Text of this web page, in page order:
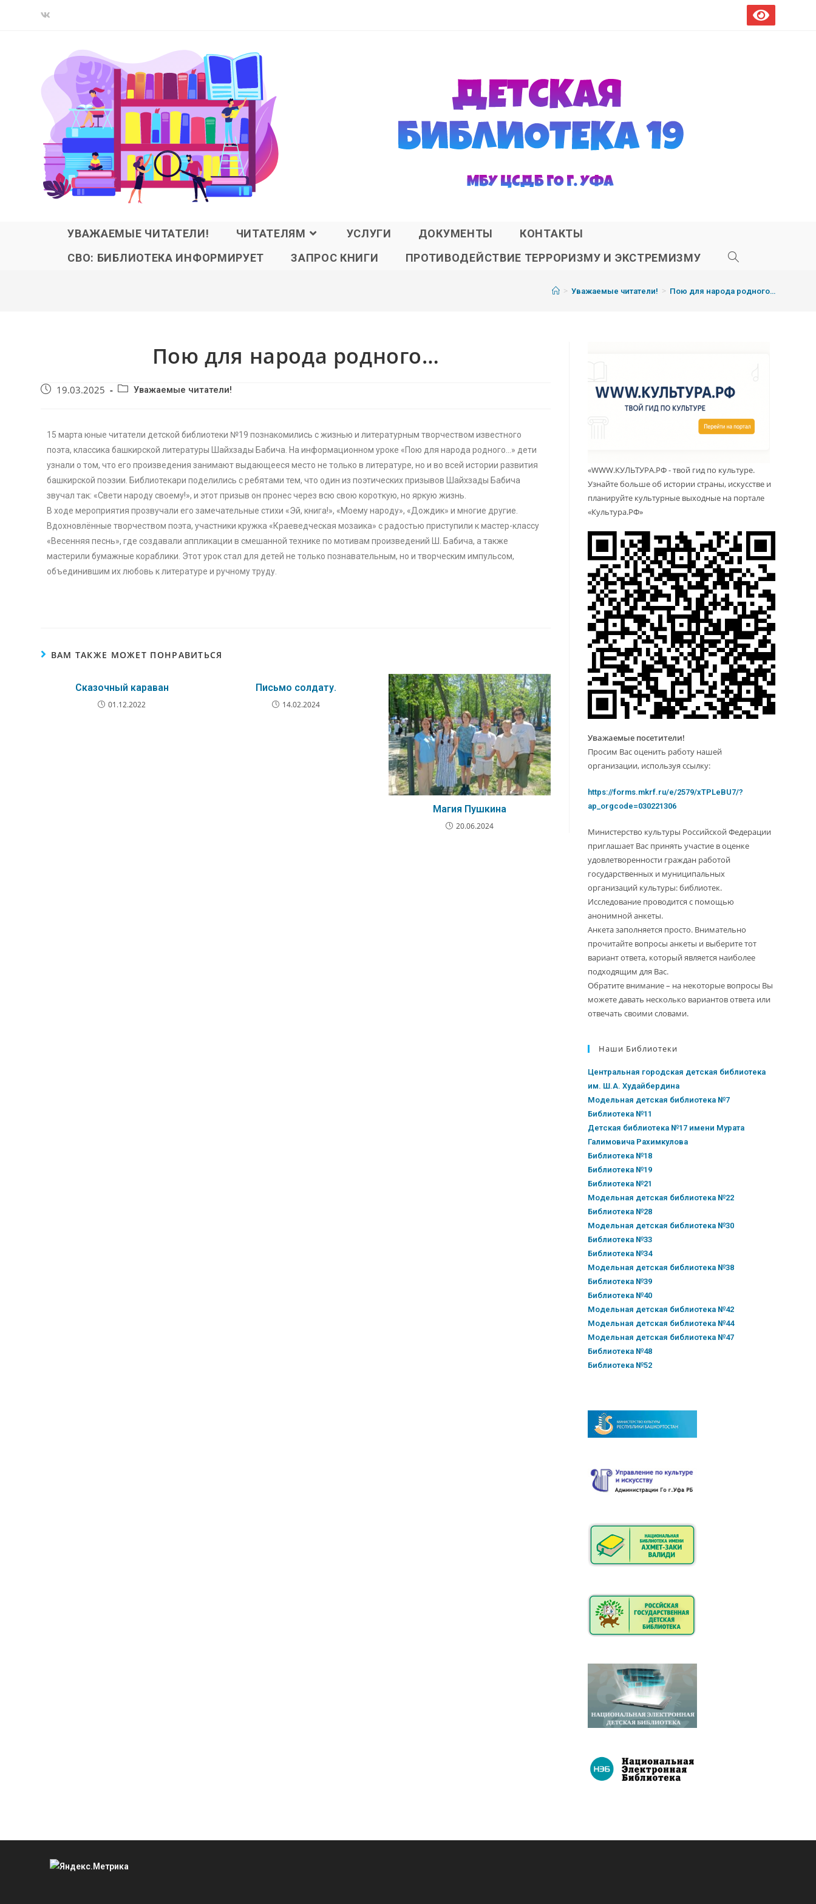
УВАЖАЕМЫЕ ЧИТАТЕЛИ! ЧИТАТЕЛЯМ УСЛУГИ ДОКУМЕНТЫ
КОНТАКТЫ
СВО: БИБЛИОТЕКА ИНФОРМИРУЕТ
ЗАПРОС КНИГИ ПРОТИВОДЕЙСТВИЕ ТЕРРОРИЗМУ И ЭКСТРЕМИЗМУ
> Уважаемые читатели! > Пою для народа родного…
Пою для народа родного…
19.03.2025 Уважаемые читатели!
15 марта юные читатели детской библиотеки №19 познакомились с жизнью и литературным творчеством известного
поэта, классика башкирской литературы Шайхзады Бабича. На информационном уроке «Пою для народа родного…» дети
узнали о том, что его произведения занимают выдающееся место не только в литературе, но и во всей истории развития
башкирской поэзии. Библиотекари поделились с ребятами тем, что один из поэтических призывов Шайхзады Бабича
звучал так: «Свети народу своему!», и этот призыв он пронес через всю свою короткую, но яркую жизнь.
В ходе мероприятия прозвучали его замечательные стихи «Эй, книга!», «Моему народу», «Дождик» и многие другие.
Вдохновлённые творчеством поэта, участники кружка «Краеведческая мозаика» с радостью приступили к мастер-классу
«Весенняя песнь», где создавали аппликации в смешанной технике по мотивам произведений Ш. Бабича, а также
мастерили бумажные кораблики. Этот урок стал для детей не только познавательным, но и творческим импульсом,
объединившим их любовь к литературе и ручному труду.
ВАМ ТАКЖЕ МОЖЕТ ПОНРАВИТЬСЯ
Сказочный караван
01.12.2022
Письмо солдату.
14.02.2024
Магия Пушкина
20.06.2024
«WWW.КУЛЬТУРА.РФ - твой гид по культуре.
Узнайте больше об истории страны, искусстве и
планируйте культурные выходные на портале
«Культура.РФ»
Уважаемые посетители!
Просим Вас оценить работу нашей
организации, используя ссылку:
https://forms.mkrf.ru/e/2579/xTPLeBU7/?
ap_orgcode=030221306
Министерство культуры Российской Федерации
приглашает Вас принять участие в оценке
удовлетворенности граждан работой
государственных и муниципальных
организаций культуры: библиотек.
Исследование проводится с помощью
анонимной анкеты.
Анкета заполняется просто. Внимательно
прочитайте вопросы анкеты и выберите тот
вариант ответа, который является наиболее
подходящим для Вас.
Обратите внимание – на некоторые вопросы Вы
можете давать несколько вариантов ответа или
отвечать своими словами.
Наши Библиотеки
Центральная городская детская библиотека
им. Ш.А. Худайбердина
Модельная детская библиотека №7
Библиотека №11
Детская библиотека №17 имени Мурата
Галимовича Рахимкулова
Библиотека №18
Библиотека №19
Библиотека №21
Модельная детская библиотека №22
Библиотека №28
Модельная детская библиотека №30
Библиотека №33
Библиотека №34
Модельная детская библиотека №38
Библиотека №39
Библиотека №40
Модельная детская библиотека №42
Модельная детская библиотека №44
Модельная детская библиотека №47
Библиотека №48
Библиотека №52